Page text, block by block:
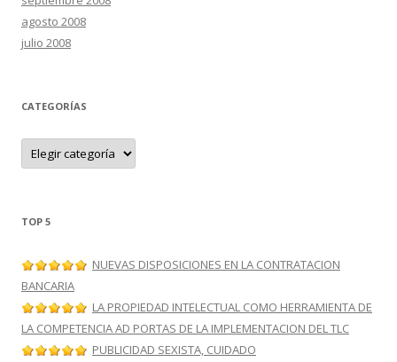
agosto 2008
julio 2008
CATEGORÍAS
C
t
r
s
TOP 5
NUEVAS DISPOSICIONES EN LA CONTRATACION
BANCARIA
LA PROPIEDAD INTELECTUAL COMO HERRAMIENTA DE
LA COMPETENCIA AD PORTAS DE LA IMPLEMENTACION DEL TLC
PUBLICIDAD SEXISTA, CUIDADO